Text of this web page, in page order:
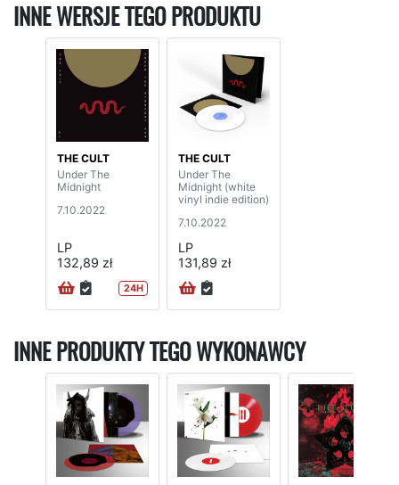
INNE WERSJE TEGO PRODUKTU
THE CULT
Under The
Midnight
7.10.2022
LP
132,89 zł
24H
THE CULT
Under The
Midnight (white
vinyl indie edition)
7.10.2022
LP
131,89 zł
INNE PRODUKTY TEGO WYKONAWCY